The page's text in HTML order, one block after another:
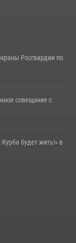
Росгвардии по
совещание с
будет жить!» в